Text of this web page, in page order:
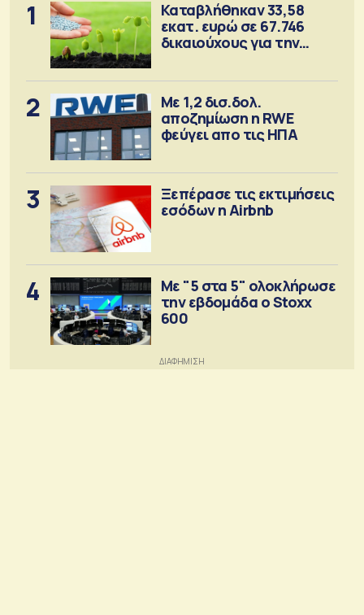
1
Καταβλήθηκαν 33,58
εκατ. ευρώ σε 67.746
δικαιούχους για την
2
Με 1,2 δισ.δολ.
αποζημίωση η RWE
φεύγει απο τις ΗΠΑ
3
Ξεπέρασε τις εκτιμήσεις
εσόδων η Airbnb
4
Με "5 στα 5" ολοκλήρωσε
την εβδομάδα ο Stoxx
600